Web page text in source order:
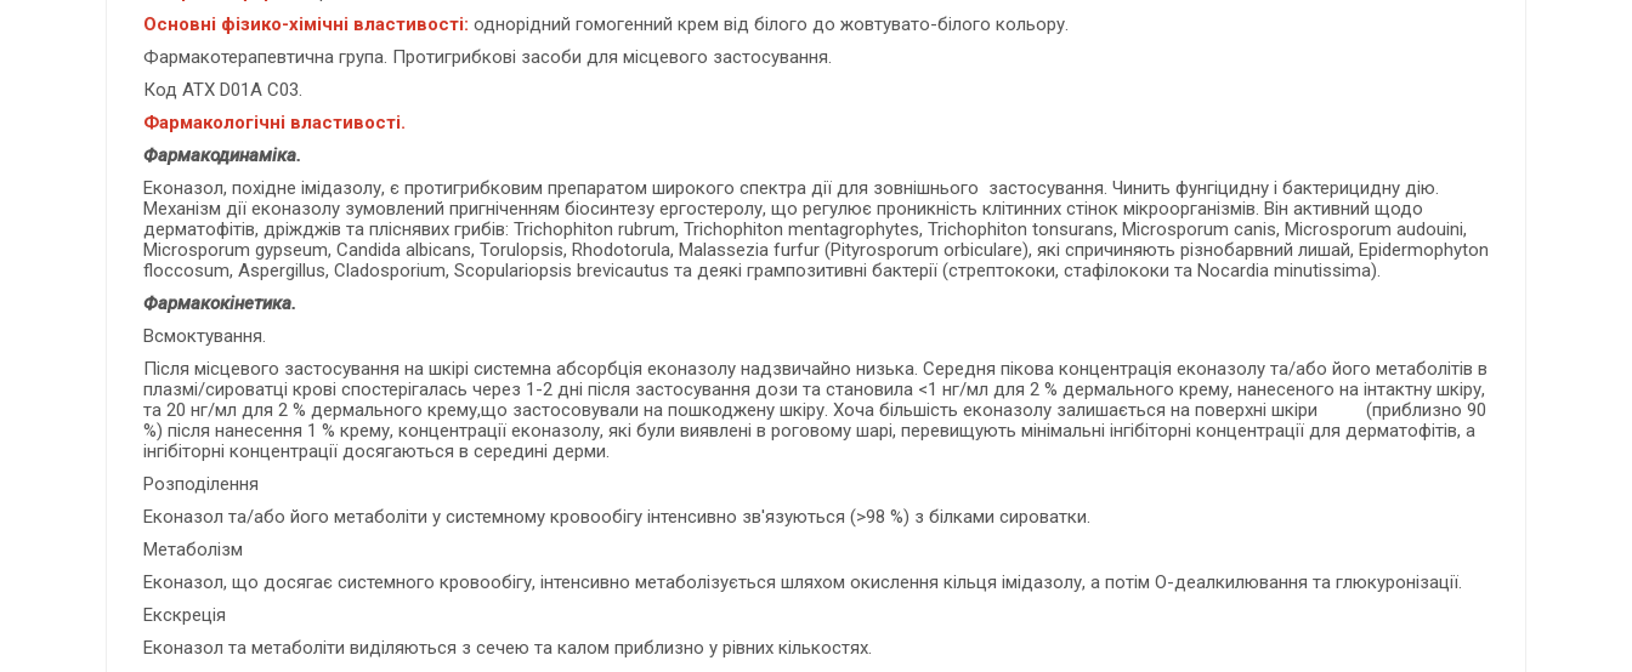
Основні фізико-хімічні властивості: однорідний гомогенний крем від білого до жовтувато-білого кольору.
Фармакотерапевтична група. Протигрибкові засоби для місцевого застосування.
Код АТХ D01A C03.
Фармакологічні властивості.
Фармакодинаміка.
Еконазол, похідне імідазолу, є протигрибковим препаратом широкого спектра дії для зовнішнього застосування. Чинить фунгіцидну і бактерицидну дію.
Механізм дії еконазолу зумовлений пригніченням біосинтезу ергостеролу, що регулює проникність клітинних стінок мікроорганізмів. Він активний щодо
дерматофітів, дріжджів та пліснявих грибів: Trichophiton rubrum, Trichophiton mentagrophytes, Trichophiton tonsurans, Microsporum canis, Microsporum audouini,
Microsporum gypseum, Candida albicans, Torulopsis, Rhodotorula, Malassezia furfur (Pityrosporum orbiculare), які спричиняють різнобарвний лишай, Epidermophyton
floccosum, Aspergillus, Cladosporium, Scopulariopsis brevicautus та деякі грампозитивні бактерії (стрептококи, стафілококи та Nocardia minutissima).
Фармакокінетика.
Всмоктування.
Після місцевого застосування на шкірі системна абсорбція еконазолу надзвичайно низька. Середня пікова концентрація еконазолу та/або його метаболітів в
плазмі/сироватці крові спостерігалась через 1-2 дні після застосування дози та становила <1 нг/мл для 2 % дермального крему, нанесеного на інтактну шкіру,
та 20 нг/мл для 2 % дермального крему,що застосовували на пошкоджену шкіру. Хоча більшість еконазолу залишається на поверхні шкіри (приблизно 90
%) після нанесення 1 % крему, концентрації еконазолу, які були виявлені в роговому шарі, перевищують мінімальні інгібіторні концентрації для дерматофітів, а
інгібіторні концентрації досягаються в середині дерми.
Розподілення
Еконазол та/або його метаболіти у системному кровообігу інтенсивно зв'язуються (>98 %) з білками сироватки.
Метаболізм
Еконазол, що досягає системного кровообігу, інтенсивно метаболізується шляхом окислення кільця імідазолу, а потім O-деалкилювання та глюкуронізації.
Екскреція
Еконазол та метаболіти виділяються з сечею та калом приблизно у рівних кількостях.